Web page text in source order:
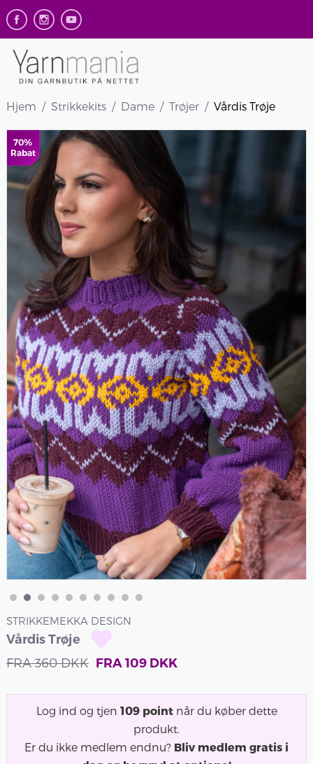
Hjem Strikkekits Dame Trøjer Vårdis Trøje
70%
Rabat
STRIKKEMEKKA DESIGN
Vårdis Trøje
FRA 360DKK FRA109DKK
Log ind og tjen 109 pointnår du køber dette
produkt.
Er du ikke medlem endnu? Bliv medlem gratis i